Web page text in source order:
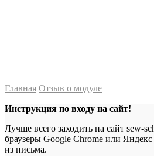
Главная Отзыв о модуле
Инструкция по входу на сайт!
Лучше всего заходить на сайт sew-
браузеры Google Chrome или Яндекс
из письма.